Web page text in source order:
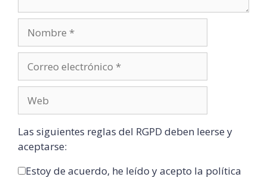
Las siguientes reglas del RGPD deben leerse y
aceptarse:
Estoy de acuerdo, he leído y acepto la política